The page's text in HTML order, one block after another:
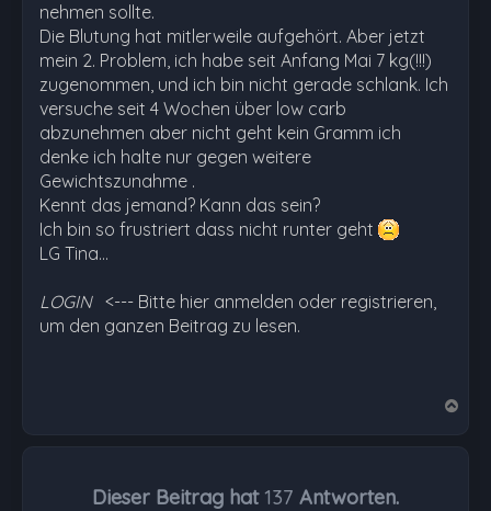
nehmen sollte.
Die Blutung hat mitlerweile aufgehört. Aber jetzt
mein 2. Problem, ich habe seit Anfang Mai 7 kg(!!!)
zugenommen, und ich bin nicht gerade schlank. Ich
versuche seit 4 Wochen über low carb
abzunehmen aber nicht geht kein Gramm ich
denke ich halte nur gegen weitere
Gewichtszunahme .
Kennt das jemand? Kann das sein?
Ich bin so frustriert dass nicht runter geht
LG Tina…
LOGIN <--- Bitte hier anmelden oder registrieren,
um den ganzen Beitrag zu lesen.
Dieser Beitrag hat 137 Antworten.